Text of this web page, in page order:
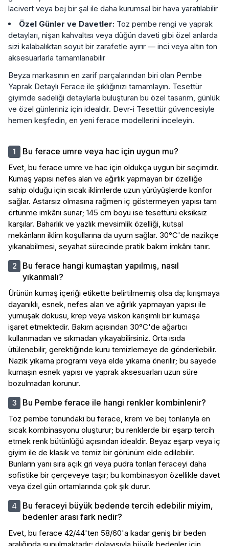
lacivert veya bej bir şal ile daha kurumsal bir hava yaratılabilir
Özel Günler ve Davetler: Toz pembe rengi ve yaprak
detayları, nişan kahvaltısı veya düğün daveti gibi özel anlarda
sizi kalabalıktan soyut bir zarafetle ayırır — inci veya altın ton
aksesuarlarla tamamlanabilir
Beyza markasının en zarif parçalarından biri olan Pembe
Yaprak Detaylı Ferace ile şıklığınızı tamamlayın. Tesettür
giyimde sadeliği detaylarla buluşturan bu özel tasarım, günlük
ve özel günleriniz için idealdir. Devr-i Tesettür güvencesiyle
hemen keşfedin, en yeni ferace modellerini inceleyin.
Bu ferace umre veya hac için uygun mu?
Evet, bu ferace umre ve hac için oldukça uygun bir seçimdir.
Kumaş yapısı nefes alan ve ağırlık yapmayan bir özelliğe
sahip olduğu için sıcak iklimlerde uzun yürüyüşlerde konfor
sağlar. Astarsız olmasına rağmen iç göstermeyen yapısı tam
örtünme imkânı sunar; 145 cm boyu ise tesettürü eksiksiz
karşılar. Baharlık ve yazlık mevsimlik özelliği, kutsal
mekânların iklim koşullarına da uyum sağlar. 30°C'de nazikçe
yıkanabilmesi, seyahat sürecinde pratik bakım imkânı tanır.
Bu ferace hangi kumaştan yapılmış, nasıl
yıkanmalı?
Ürünün kumaş içeriği etikette belirtilmemiş olsa da; kırışmaya
dayanıklı, esnek, nefes alan ve ağırlık yapmayan yapısı ile
yumuşak dokusu, krep veya viskon karışımlı bir kumaşa
işaret etmektedir. Bakım açısından 30°C'de ağartıcı
kullanmadan ve sıkmadan yıkayabilirsiniz. Orta ısıda
ütülenebilir, gerektiğinde kuru temizlemeye de gönderilebilir.
Nazik yıkama programı veya elde yıkama önerilir; bu sayede
kumaşın esnek yapısı ve yaprak aksesuarları uzun süre
bozulmadan korunur.
Bu Pembe ferace ile hangi renkler kombinlenir?
Toz pembe tonundaki bu ferace, krem ve bej tonlarıyla en
sıcak kombinasyonu oluşturur; bu renklerde bir eşarp tercih
etmek renk bütünlüğü açısından idealdir. Beyaz eşarp veya iç
giyim ile de klasik ve temiz bir görünüm elde edilebilir.
Bunların yanı sıra açık gri veya pudra tonları feraceyi daha
sofistike bir çerçeveye taşır; bu kombinasyon özellikle davet
veya özel gün ortamlarında çok şık durur.
Bu feraceyi büyük bedende tercih edebilir miyim,
bedenler arası fark nedir?
Evet, bu ferace 42/44'ten 58/60'a kadar geniş bir beden